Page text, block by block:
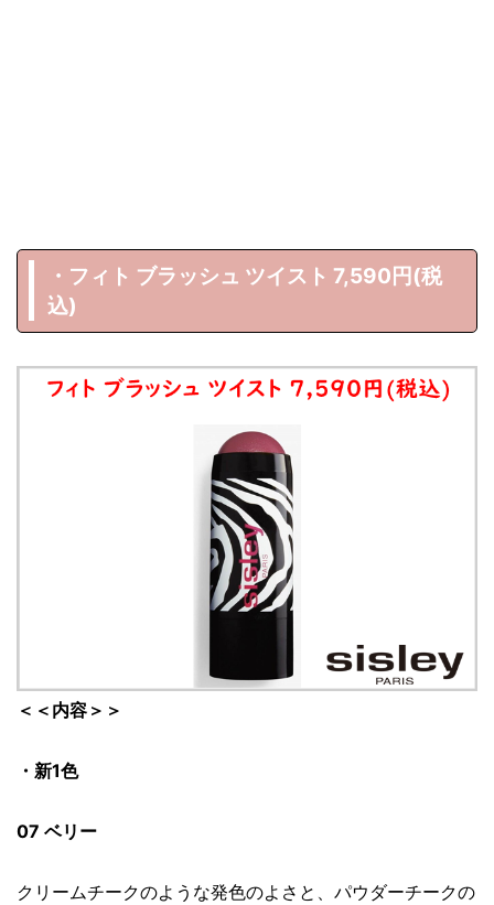
・フィト ブラッシュ ツイスト 7,590円(税
込)
＜＜内容＞＞
・新1色
07 ベリー
クリームチークのような発色のよさと、パウダーチークの